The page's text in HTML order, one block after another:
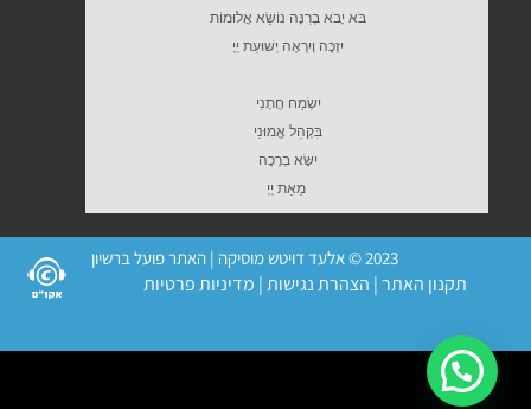
בֹּא יָבֹא בְרִנָּה נוֹשֵׂא אֲלוּמוֹת
יִזְכֶּה וְיִרְאֶה יְשׁוּעַת יְיָ
יִשְׂמַח חֲתָנִי
בִּקְהַל אֱמוּנַי
יִשָּׂא בְרָכָה
מֵאֵת יְיָ
2023 © אלעד דויטש מוסיקה | האתר פועל ברשיון
תקנון האתר| הצהרת נגישות| מדיניות פרטיות